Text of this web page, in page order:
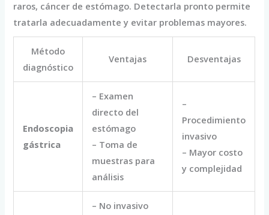
raros, cáncer de estómago. Detectarla pronto permite
tratarla adecuadamente y evitar problemas mayores.
Método
diagnóstico
Ventajas Desventajas
Endoscopia
gástrica
– Examen
directo del
estómago
– Toma de
muestras para
análisis
–
Procedimiento
invasivo
– Mayor costo
y complejidad
– No invasivo